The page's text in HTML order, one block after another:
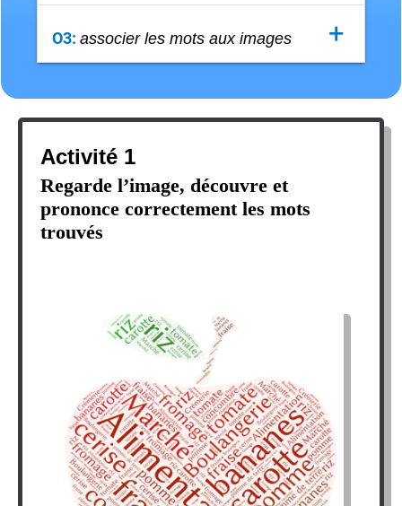
O3: associer les mots aux images +
Activité 1
Regarde l’image, découvre et
prononce correctement les mots
trouvés